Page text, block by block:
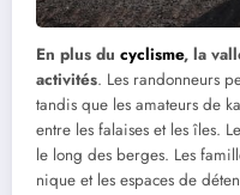
En plus du cyclisme, la
activités. Les randonneurs
tandis que les amateurs de
entre les falaises et les îles.
le long des berges. Les
nique et les espaces de